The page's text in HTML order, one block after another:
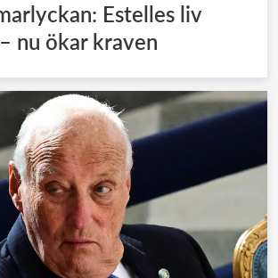
Estelles liv
nu ökar kraven